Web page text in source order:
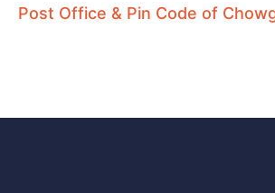
Post Office & Pin Code of